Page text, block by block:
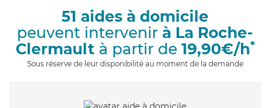
i
o
51 aides à domicile
peuvent intervenir à La Roche-
Clermaultà partir de 19,90€/h*
Sous réserve de leur disponibilité au moment de la demande